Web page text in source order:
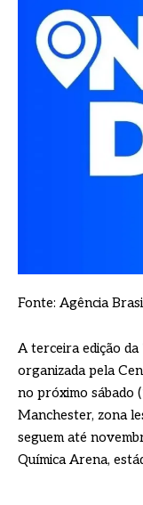
Fonte: Agência
A terceira edição da
organizada pela
no próximo sábado
Manchester, zona
seguem até
Química Arena,